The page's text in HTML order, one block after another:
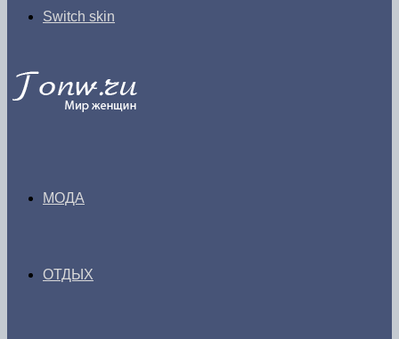
Switch skin
МОДА
ОТДЫХ